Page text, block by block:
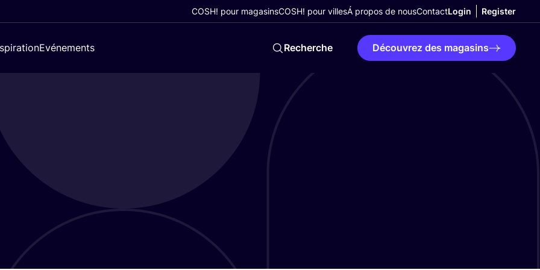
COSH! pour magasinsCOSH! pour villesÁ propos de nousContactLogin Register
Evénements Recherche Découvrez des magasins